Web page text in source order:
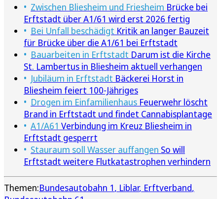
Zwischen Bliesheim und Friesheim Brücke bei
Erftstadt über A1/61 wird erst 2026 fertig
Bei Unfall beschädigt Kritik an langer Bauzeit
für Brücke über die A1/61 bei Erftstadt
Bauarbeiten in Erftstadt Darum ist die Kirche
St. Lambertus in Bliesheim aktuell verhangen
Jubiläum in Erftstadt Bäckerei Horst in
Bliesheim feiert 100-Jähriges
Drogen im Einfamilienhaus Feuerwehr löscht
Brand in Erftstadt und findet Cannabisplantage
A1/A61 Verbindung im Kreuz Bliesheim in
Erftstadt gesperrt
Stauraum soll Wasser auffangen So will
Erftstadt weitere Flutkatastrophen verhindern
Themen:Bundesautobahn 1 Liblar Erftverband